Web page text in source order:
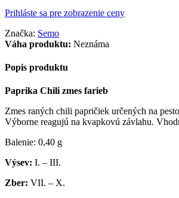
Prihláste sa pre zobrazenie ceny
Značka: Semo
Váha produktu: Neznáma
Popis produktu
Paprika Chili zmes farieb
Zmes raných chili papričiek určených na
Výborne reagujú na kvapkovú závlahu.
Balenie: 0,40 g
Výsev: I. – III.
Zber: VII. – X.